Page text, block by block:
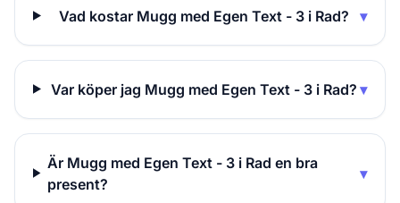
Vad kostar Mugg med Egen Text - 3 i Rad? ▾
Var köper jag Mugg med Egen Text - 3 i Rad? ▾
Är Mugg med Egen Text - 3 i Rad en bra
present?
▾